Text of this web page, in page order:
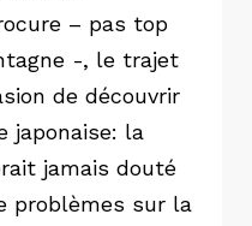
– pas top
-, le trajet
de découvrir
japonaise: la
jamais douté
problèmes sur la